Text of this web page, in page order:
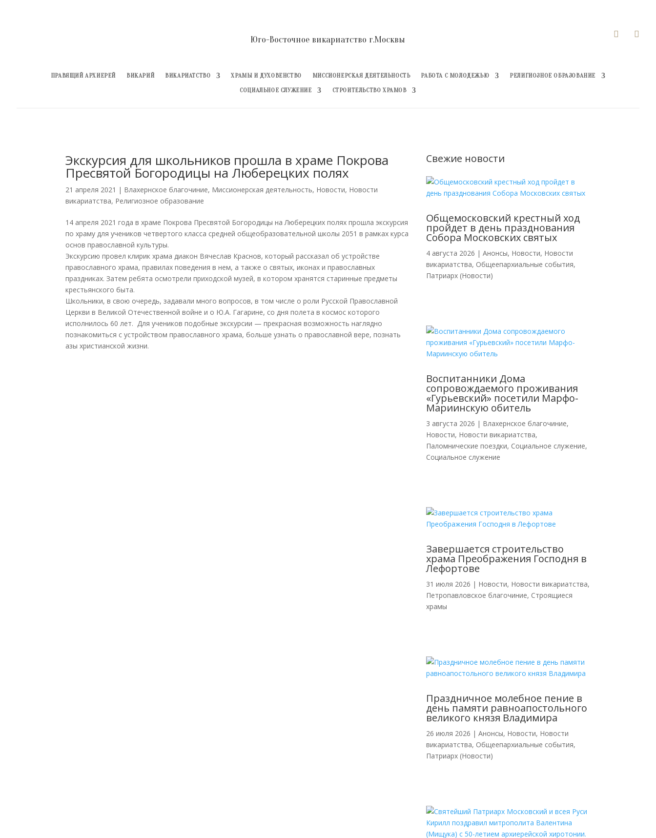
 
Юго-Восточное викариатство г.Москвы
ПРАВЯЩИЙ АРХИЕРЕЙ ВИКАРИЙ ВИКАРИАТСТВО ХРАМЫ И ДУХОВЕНСТВО МИССИОНЕРСКАЯ ДЕЯТЕЛЬНОСТЬ РАБОТА С МОЛОДЕЖЬЮ
РЕЛИГИОЗНОЕ ОБРАЗОВАНИЕ
СОЦИАЛЬНОЕ СЛУЖЕНИЕ
СТРОИТЕЛЬСТВО ХРАМОВ
Экскурсия для школьников прошла в храме Покрова
Пресвятой Богородицы на Люберецких полях
21 апреля 2021 | Влахернское благочиние, Миссионерская деятельность, Новости, Новости
викариатства, Религиозное образование
14 апреля 2021 года в храме Покрова Пресвятой Богородицы на Люберецких полях прошла экскурсия
по храму для учеников четвертого класса средней общеобразовательной школы 2051 в рамках курса
основ православной культуры.
Экскурсию провел клирик храма диакон Вячеслав Краснов, который рассказал об устройстве
православного храма, правилах поведения в нем, а также о святых, иконах и православных
праздниках. Затем ребята осмотрели приходской музей, в котором хранятся старинные предметы
крестьянского быта.
Школьники, в свою очередь, задавали много вопросов, в том числе о роли Русской Православной
Церкви в Великой Отечественной войне и о Ю.А. Гагарине, со дня полета в космос которого
исполнилось 60 лет. Для учеников подобные экскурсии — прекрасная возможность наглядно
познакомиться с устройством православного храма, больше узнать о православной вере, познать
азы христианской жизни.
Свежие новости
Общемосковский крестный ход
пройдет в день празднования
Собора Московских святых
4 августа 2026 | Анонсы, Новости, Новости
викариатства, Общеепархиальные события,
Патриарх (Новости)
Воспитанники Дома
сопровождаемого проживания
«Гурьевский» посетили Марфо-
Мариинскую обитель
3 августа 2026 | Влахернское благочиние,
Новости, Новости викариатства,
Паломнические поездки, Социальное служение,
Социальное служение
Завершается строительство
храма Преображения Господня в
Лефортове
31 июля 2026 | Новости, Новости викариатства,
Петропавловское благочиние, Строящиеся
храмы
Праздничное молебное пение в
день памяти равноапостольного
великого князя Владимира
26 июля 2026 | Анонсы, Новости, Новости
викариатства, Общеепархиальные события,
Патриарх (Новости)